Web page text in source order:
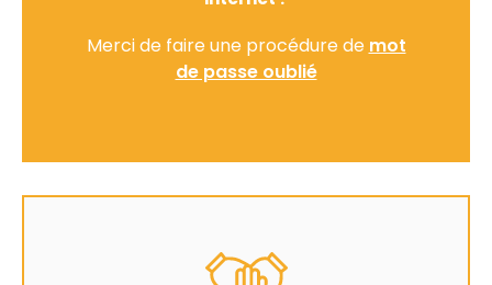
Merci de faire une procédure de mot
de passe oublié